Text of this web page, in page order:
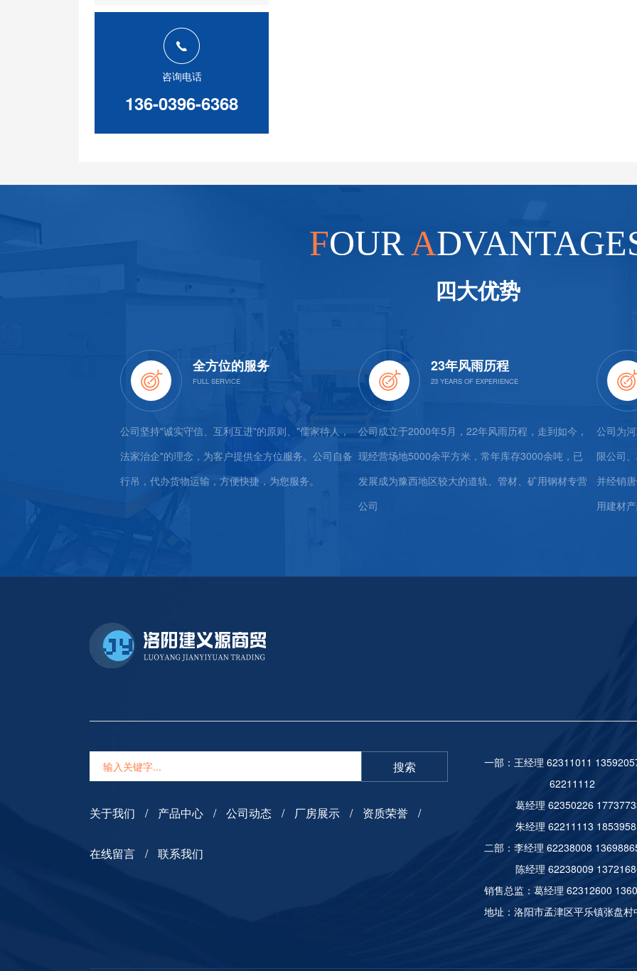
咨询电话
136-0396-6368
FOURA
四大优势
全方位的服务
公司坚持"诚实守信、互利互进"的原则、"儒家待人，
法家治企"的理念，为客户提供全方位服务。公司自备
行吊，代办货物运输，方便快捷，为您服务。
23年风雨历程
公司成立于2000年5月，22年风雨历程，走到如今，
现经营场地5000余平方米，常年库存3000余吨，已
发展成为豫西地区较大的道轨、管材、矿用钢材专营
公司
公司为
限公司
并经销
用建材
搜索
关于我们 产品中心 公司动态 厂房展示 资质荣誉
在线留言 联系我们
一部：王经理 62311011
葛经理 62350226
朱经理 62211113
二部：李经理 62238008
陈经理 62238009
销售总监：葛经理 62312600
地址：洛阳市孟津区平乐镇张盘